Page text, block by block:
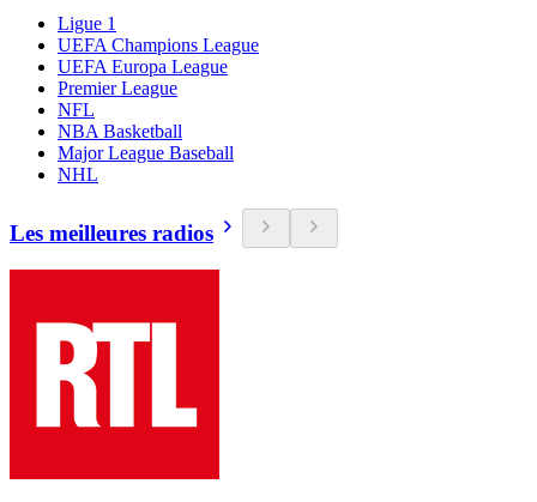
Ligue 1
UEFA Champions League
UEFA Europa League
Premier League
NFL
NBA Basketball
Major League Baseball
NHL
Les meilleures radios